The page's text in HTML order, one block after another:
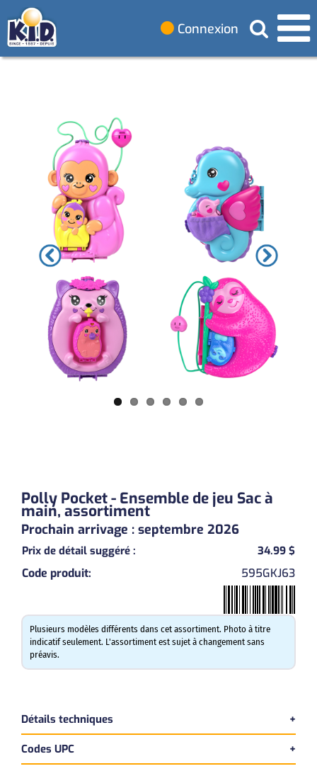
Connexion
Next
Polly Pocket - Ensemble de jeu Sac à
main, assortiment
Prochain arrivage : septembre 2026
Prix de détail suggéré : 34.99 $
Code produit: 595GKJ63
Plusieurs modèles différents dans cet assortiment. Photo à titre
indicatif seulement. L'assortiment est sujet à changement sans
préavis.
Détails techniques
Version bilingue
Codes UPC